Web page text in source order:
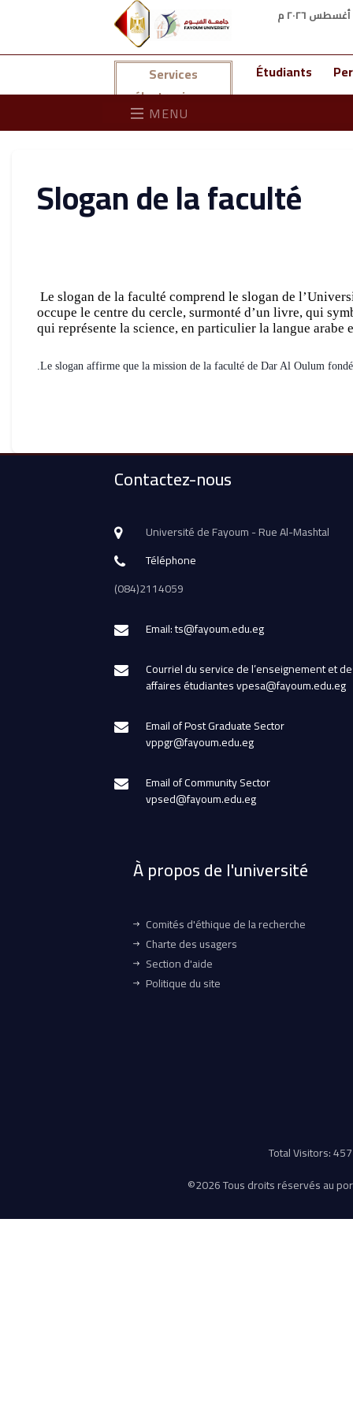
Services
électroniques
Étudiants
MENU
Slogan de la faculté
Le slogan de la faculté comprend le slogan de
occupe le centre du cercle, surmonté d’un livre, qui
qui représente la science, en particulier la langue arabe
Contactez-nous
Université de Fayoum - Rue Al-Mashtal
Téléphone
(084)2114059
Email: ts@fayoum.edu.eg
Courriel du service de l’enseignement et
affaires étudiantes vpesa@fayoum.edu.eg
Email of Post Graduate Sector
vppgr@fayoum.edu.eg
Email of Community Sector
vpsed@fayoum.edu.eg
À propos de l'université
Comités d'éthique de la recherche
Charte des usagers
Section d'aide
Politique du site
Total Visitors:
©2026 Tous droits réservés au